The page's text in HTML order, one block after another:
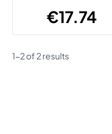
€17.74
1-2 of 2 results